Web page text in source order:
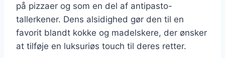
på pizzaer og som en del af antipasto-
tallerkener. Dens alsidighed gør den til en
favorit blandt kokke og madelskere, der ønsker
at tilføje en luksuriøs touch til deres retter.